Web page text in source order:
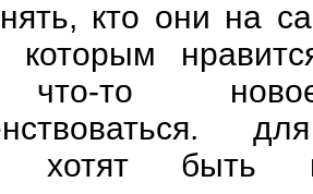
кто они на
которым
то
хотят быть